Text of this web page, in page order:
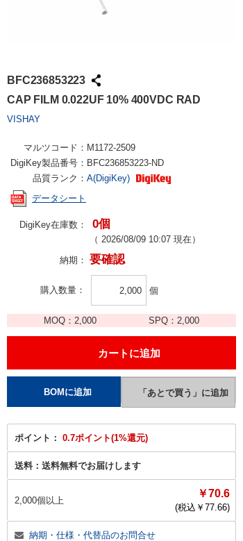
BFC236853223
CAP FILM 0.022UF 10% 400VDC RAD
VISHAY
マルツコード： M1172-2509
DigiKey製品番号： BFC236853223-ND
品質ランク： A(DigiKey)
データシート
DigiKey在庫数： 0個
（ 2026/08/09 10:07 現在）
納期： 要確認
購入数量 個
MOQ： 2,000 SPQ：2,000
ポイント： 0.7ポイント(1%還元)
送料： 送料無料でお届けします
2,000個以上
￥70.6
(税込￥ 77.66)
納期・仕様・代替品のお問合せ